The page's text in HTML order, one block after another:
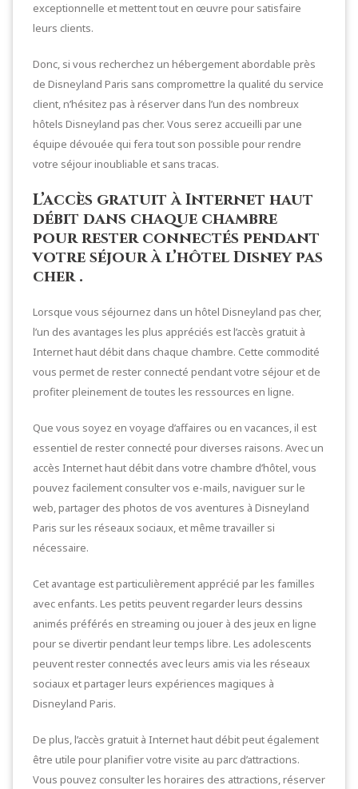
exceptionnelle et mettent tout en œuvre pour satisfaire
leurs clients.
Donc, si vous recherchez un hébergement abordable près
de Disneyland Paris sans compromettre la qualité du service
client, n’hésitez pas à réserver dans l’un des nombreux
hôtels Disneyland pas cher. Vous serez accueilli par une
équipe dévouée qui fera tout son possible pour rendre
votre séjour inoubliable et sans tracas.
L’accès gratuit à Internet haut
débit dans chaque chambre
pour rester connectés pendant
votre séjour à l’hôtel Disney pas
cher .
Lorsque vous séjournez dans un hôtel Disneyland pas cher,
l’un des avantages les plus appréciés est l’accès gratuit à
Internet haut débit dans chaque chambre. Cette commodité
vous permet de rester connecté pendant votre séjour et de
profiter pleinement de toutes les ressources en ligne.
Que vous soyez en voyage d’affaires ou en vacances, il est
essentiel de rester connecté pour diverses raisons. Avec un
accès Internet haut débit dans votre chambre d’hôtel, vous
pouvez facilement consulter vos e-mails, naviguer sur le
web, partager des photos de vos aventures à Disneyland
Paris sur les réseaux sociaux, et même travailler si
nécessaire.
Cet avantage est particulièrement apprécié par les familles
avec enfants. Les petits peuvent regarder leurs dessins
animés préférés en streaming ou jouer à des jeux en ligne
pour se divertir pendant leur temps libre. Les adolescents
peuvent rester connectés avec leurs amis via les réseaux
sociaux et partager leurs expériences magiques à
Disneyland Paris.
De plus, l’accès gratuit à Internet haut débit peut également
être utile pour planifier votre visite au parc d’attractions.
Vous pouvez consulter les horaires des attractions, réserver